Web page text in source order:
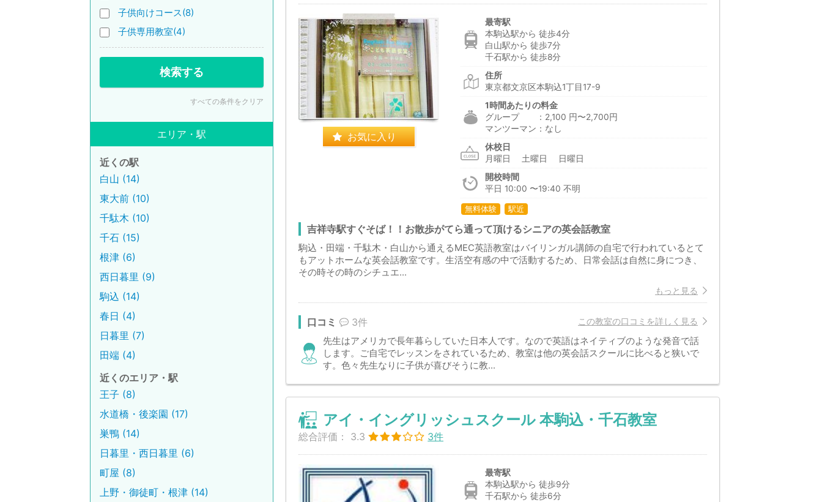
子供向けコース(8)
子供専用教室(4)
検索する
すべての条件をクリア
エリア・駅
近くの駅
白山 (14)
東大前 (10)
千駄木 (10)
千石 (15)
根津 (6)
西日暮里 (9)
駒込 (14)
春日 (4)
日暮里 (7)
田端 (4)
近くのエリア・駅
王子 (8)
水道橋・後楽園 (17)
巣鴨 (14)
日暮里・西日暮里 (6)
町屋 (8)
上野・御徒町・根津 (14)
お気に入り
最寄駅
本駒込駅から 徒歩4分
白山駅から 徒歩7分
千石駅から 徒歩8分
住所
東京都文京区本駒込1丁目17-9
1時間あたりの料金
グループ ：2,100 円〜2,700円
マンツーマン：なし
休校日
月曜日 土曜日 日曜日
開校時間
平日 10:00 〜19:40 不明
無料体験 駅近
吉祥寺駅すぐそば！！お散歩がてら通って頂けるシニアの英会話教室
駒込・田端・千駄木・白山から通えるMEC英語教室はバイリンガル講師の自宅で行われているとて
もアットホームな英会話教室です。生活空有感の中で活動するため、日常会話は自然に身につき、
その時その時のシチュエ...
もっと見る
この教室の口コミを詳しく見る
口コミ 3件
先生はアメリカで長年暮らしていた日本人です。なので英語はネイティブのような発音で話
します。ご自宅でレッスンをされているため、教室は他の英会話スクールに比べると狭いで
す。色々先生なりに子供が喜びそうに教...
アイ・イングリッシュスクール 本駒込・千石教室
総合評価： 3.3 3件
最寄駅
本駒込駅から 徒歩9分
千石駅から 徒歩6分